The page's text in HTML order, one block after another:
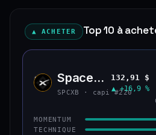
▲ ACHETER Top 10 à
SPCX SpaceX (bStocks
SPCXB · capi #220
132,91 $
▲ +16,9 %
MOMENTUM
TECHNIQUE